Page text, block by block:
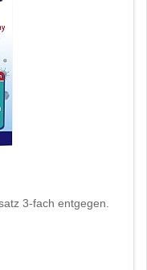
3-fach entgegen.